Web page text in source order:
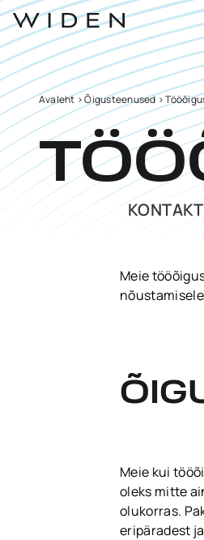
Avaleht> Õigusteenused>
KONTAKT
Meie
Meie kui
oleks mitte
olukorras.
eripäradest